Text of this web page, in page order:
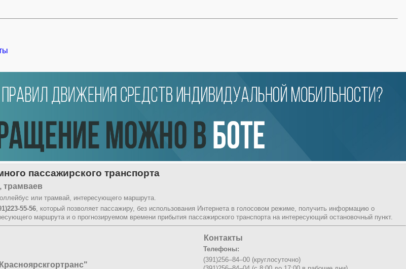
пассажирского транспорта
трамваев
или трамвай, интересующего маршрута.
55-56, который позволяет пассажиру, без использования Интернета в голосовом режиме, получить информацию о
маршрута и о прогнозируемом времени прибытия пассажирского транспорта на интересующий остановочный пункт.
Контакты
Телефоны:
(391)256–84–00 (круглосуточно)